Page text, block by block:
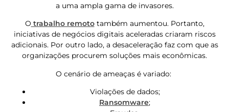
a uma ampla gama de invasores.
O trabalho remototambém aumentou. Portanto,
iniciativas de negócios digitais aceleradas criaram riscos
adicionais. Por outro lado, a desaceleração faz com que as
organizações procurem soluções mais econômicas.
O cenário de ameaças é variado:
Violações de dados;
Ransomware;